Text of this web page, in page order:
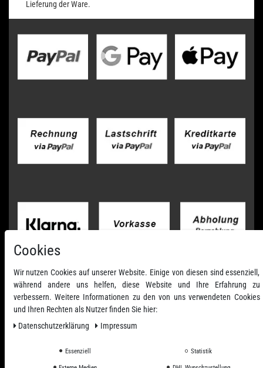
Lieferung der Ware.
Cookies
Wir nutzen Cookies auf unserer Website. Einige von diesen sind essenziell,
während andere uns helfen, diese Website und Ihre Erfahrung zu
verbessern. Weitere Informationen zu den von uns verwendeten Cookies
und Ihren Rechten als Nutzer finden Sie hier:
Daten­schutz­erklärung
Impressum
Essenziell Statistik